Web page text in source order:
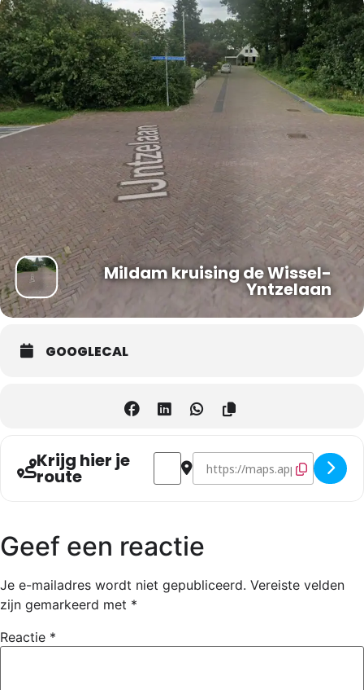
Mildam kruising de Wissel-
Yntzelaan
GOOGLECAL
Krijg hier je
route
Address - Wijkschouw Mildam []
Destination Address -
Geef een reactie
Je e-mailadres wordt niet gepubliceerd. Vereiste velden
zijn gemarkeerd met *
Reactie *